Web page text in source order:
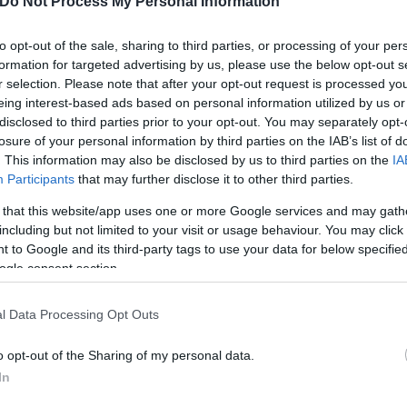
opt-out of the sale, sharing to third parties, or processing of your
for targeted advertising by us, please use the below opt-out
selection. Please note that after your opt-out request is processed
interest-based ads based on personal information utilized by us
to third parties prior to your opt-out. You may separately
of your personal information by third parties on the IAB’s list of
This information may also be disclosed by us to third parties on the
Participants that may further disclose it to other third parties.
that this website/app uses one or more Google services and may
but not limited to your visit or usage behaviour. You may
to Google and its third-party tags to use your data for below
consent section.
Data Processing Opt Outs
opt-out of the Sharing of my personal data.
και συγκέντρωσε κοσμήματα και χρήματα,
να εισέλθει ξανά στο σπίτι της, ωστόσο εκείνη
τσάντα αφαιρώντας την και τράπηκε σε φυγή.
χρηματικά ποσά και κοσμήματα συνολικής